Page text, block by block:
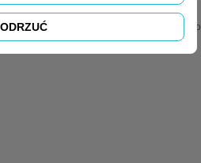
wg własnych potrzeb. Zapraszamy do
więcej informacji.
ODRZUĆ